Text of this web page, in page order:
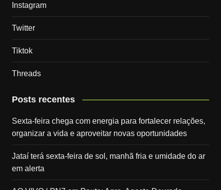
Instagram
Twitter
Tiktok
Threads
Posts recentes
Sexta-feira chega com energia para fortalecer relações,
organizar a vida e aproveitar novas oportunidades
Jataí terá sexta-feira de sol, manhã fria e umidade do ar
em alerta